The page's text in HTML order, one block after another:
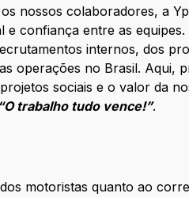
nossos colaboradores, a
confiança entre as
internos, dos
operações no Brasil. Aqui,
sociais e o valor da
“O trabalho tudo vence!”.
motoristas quanto ao